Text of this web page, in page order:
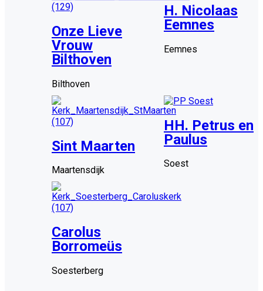
Onze Lieve
Vrouw
Bilthoven
Bilthoven
H. Nicolaas
Eemnes
Eemnes
Sint Maarten
Maartensdijk
HH. Petrus en
Paulus
Soest
Carolus
Borromeüs
Soesterberg